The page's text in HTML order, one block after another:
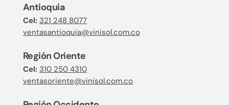
Antioquia
Cel: 321 248 8077
ventasantioquia@vinisol.com.co
Región Oriente
Cel: 310 250 4310
ventasoriente@vinisol.com.co